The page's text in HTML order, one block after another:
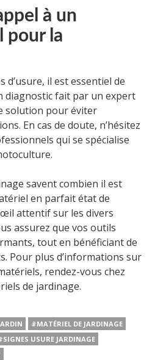
à un
pour la
d’usure, il est essentiel de
diagnostic fait par un expert
solution pour éviter
En cas de doute, n’hésitez
qui se spécialise
savent combien il est
en parfait état de
attentif sur les divers
assurez que vos outils
tout en bénéficiant de
Pour plus d’informations sur
rendez-vous chez
de jardinage.
#MATÉRIEL DE JARDINAGE
USURE JARDINAGE